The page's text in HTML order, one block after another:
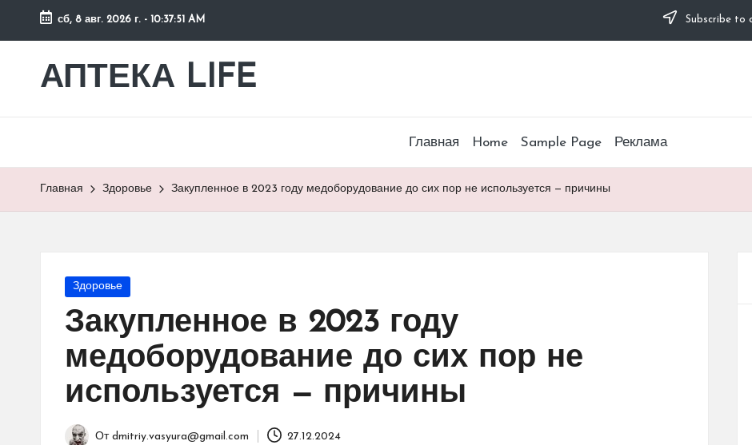
Перейти
содержимому
сб, 8 авг. 2026 г. - 10:37:52 AM Subscribe to
АПТЕКА LIFE
сайт
Главная Home Sample Page Реклама
Главная Здоровье Закупленное в 2023 году медоборудование до сих пор не используется — причины
Опубликовано
Здоровье
Закупленное в 2023 году
медоборудование до сих пор не
используется — причины
От dmitriy.vasyura@gmail.com 27.12.2024